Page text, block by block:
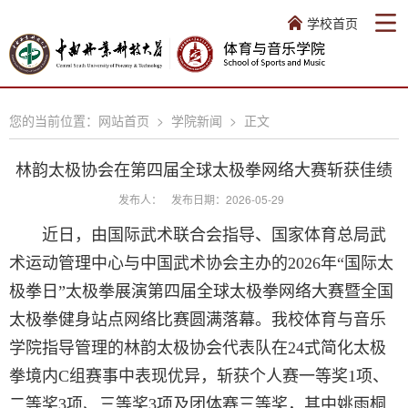
学校首页
您的当前位置： 网站首页 > 学院新闻 > 正文
林韵太极协会在第四届全球太极拳网络大赛斩获佳绩
发布人： 发布日期：2026-05-29
近日，由国际武术联合会指导、国家体育总局武
术运动管理中心与中国武术协会主办的2026年“国际太
极拳日”太极拳展演第四届全球太极拳网络大赛暨全国
太极拳健身站点网络比赛圆满落幕。我校体育与音乐
学院指导管理的林韵太极协会代表队在24式简化太极
拳境内C组赛事中表现优异，斩获个人赛一等奖1项、
二等奖3项、三等奖3项及团体赛三等奖，其中姚雨桐